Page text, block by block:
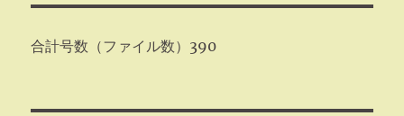
合計号数（ファイル数）390